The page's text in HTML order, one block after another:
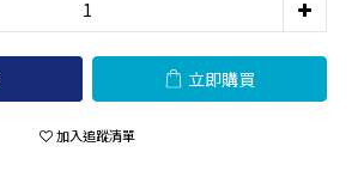
立即購買
加入追蹤清單